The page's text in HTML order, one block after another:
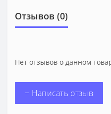
Отзывов (0)
Нет отзывов о данном
+ Написать отзыв